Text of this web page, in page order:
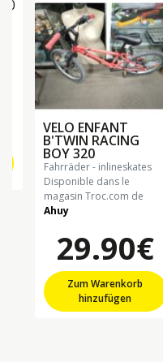
VELO ENFANT
B'TWIN RACING
BOY 320
fahrräder - inlineskates
Disponible dans le
magasin Troc.com de
Ahuy
29.90€
Zum Warenkorb
hinzufügen